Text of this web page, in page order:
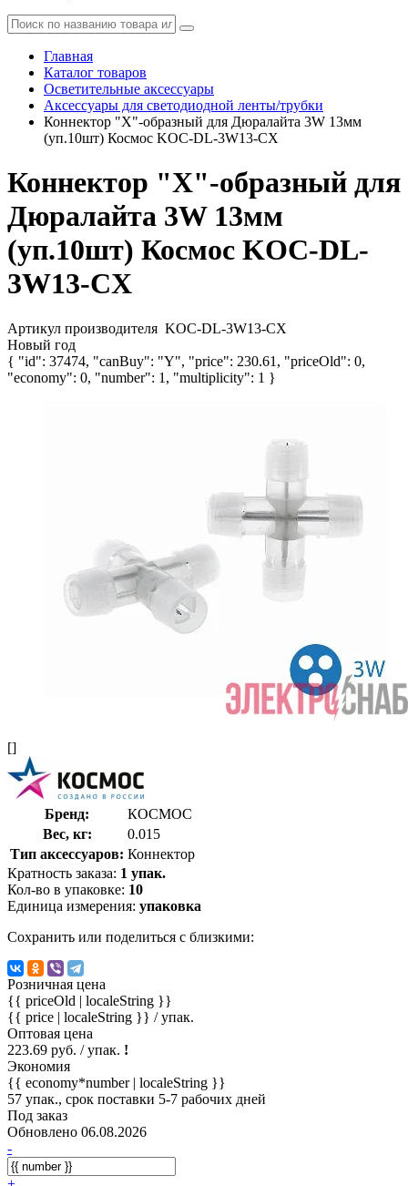
Главная
Каталог товаров
Осветительные аксессуары
Аксессуары для светодиодной ленты/трубки
Коннектор "X"-образный для Дюралайта 3W 13мм
(уп.10шт) Космос KOC-DL-3W13-CX
Коннектор "X"-образный для
Дюралайта 3W 13мм
(уп.10шт) Космос KOC-DL-
3W13-CX
Артикул производителя KOC-DL-3W13-CX
Новый год
{ "id": 37474, "canBuy": "Y", "price": 230.61, "priceOld": 0,
"economy": 0, "number": 1, "multiplicity": 1 }
[]
Бренд:
КОСМОС
Вес, кг:
0.015
Тип аксессуаров: Коннектор
Кратность заказа: 1 упак.
Кол-во в упаковке: 10
Единица измерения: упаковка
Сохранить или поделиться с близкими:
Розничная цена
{{ priceOld | localeString }}
{{ price | localeString }} / упак.
Оптовая цена
223.69 руб. / упак. !
Экономия
{{ economy*number | localeString }}
57 упак., срок поставки 5-7 рабочих дней
Под заказ
Обновлено 06.08.2026
-